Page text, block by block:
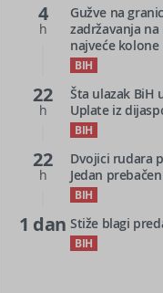
4
h
Gužve na
zadržavanja na
najveće kolone
BIH
22
h
Šta ulazak BiH
Uplate iz
BIH
22
h
Dvojici rudara
Jedan
BIH
1 dan Stiže blagi
BIH